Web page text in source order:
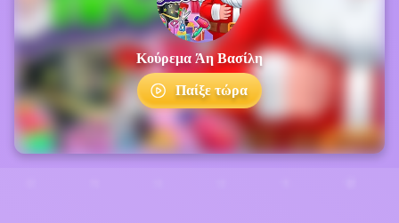
Κούρεμα Άη Βασίλη
Παίξε τώρα